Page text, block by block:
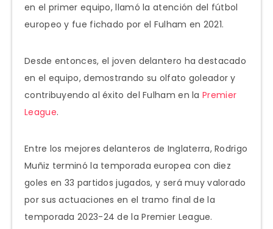
en el primer equipo, llamó la atención del fútbol
europeo y fue fichado por el Fulham en 2021.
Desde entonces, el joven delantero ha destacado
en el equipo, demostrando su olfato goleador y
contribuyendo al éxito del Fulham en la Premier
League.
Entre los mejores delanteros de Inglaterra, Rodrigo
Muñiz terminó la temporada europea con diez
goles en 33 partidos jugados, y será muy valorado
por sus actuaciones en el tramo final de la
temporada 2023-24 de la Premier League.